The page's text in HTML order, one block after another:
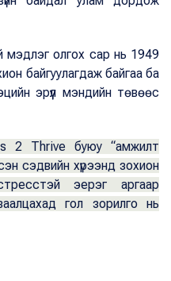
мэдлэг олгох сар нь 1949
байгуулагдаж байгаа ба
эрүүл мэндийн төвөөс
2 Thrive буюу “амжилт
сэдвийн хүрээнд зохион
эерэг аргаар
гол зорилго нь